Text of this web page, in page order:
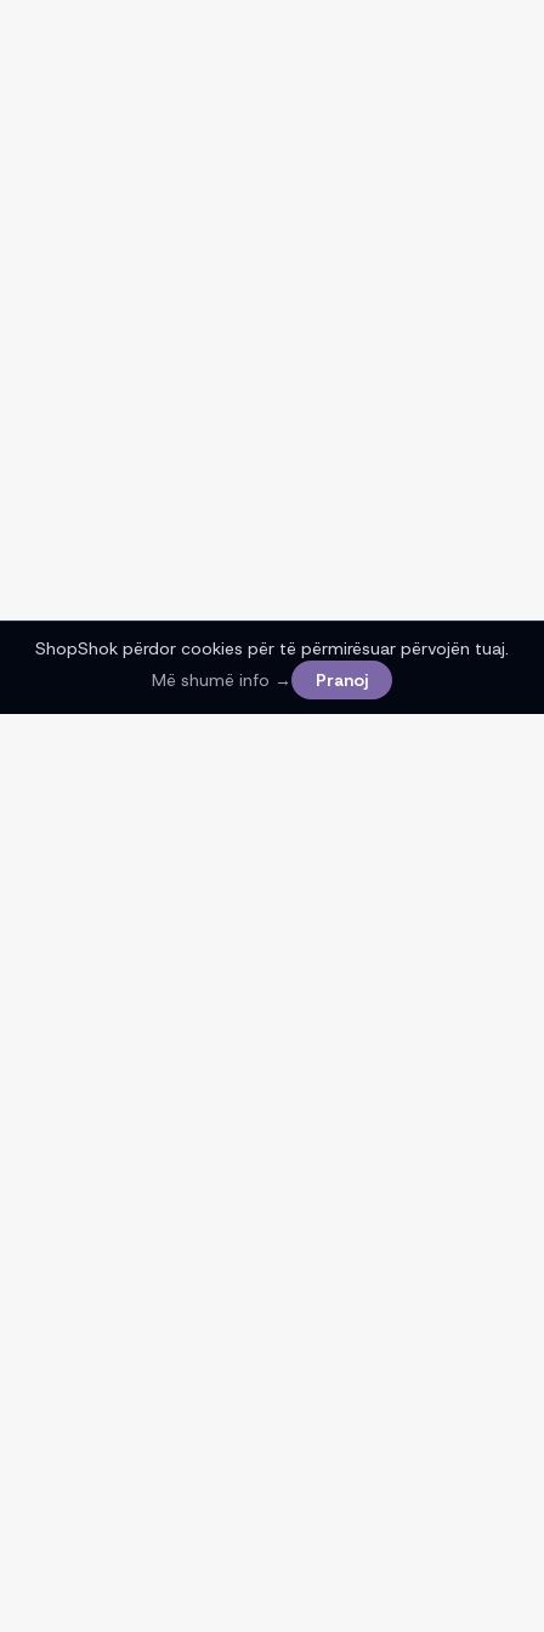
ShopShok përdor cookies për të përmirësuar përvojën tuaj.
Më shumë info →
Pranoj